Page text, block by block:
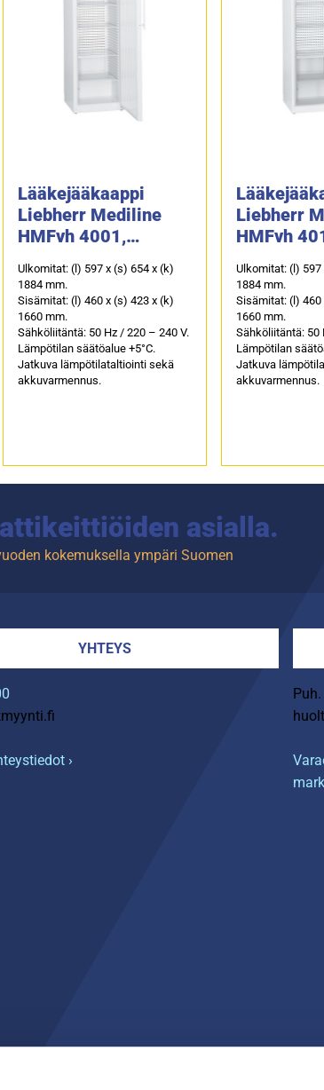
Lääkejääkaappi
Liebherr Mediline
HMFvh 4001,
58345)
Ulkomitat: (l) 597 x (s) 654 x (k)
1884 mm.
Sisämitat: (l) 460 x (s) 423 x (k)
1660 mm.
Sähköliitäntä: 50 Hz / 220 – 240 V.
Lämpötilan säätöalue +5°C.
Jatkuva lämpötilataltiointi sekä
akkuvarmennus.
Liebherr
HMFvh
58345)
Ulkomitat: (l) 597
1884 mm.
Sisämitat: (l) 460
1660 mm.
Sähköliitäntä: 50
Lämpötilan
Jatkuva
akkuvarmennus.
asialla.
kokemuksella ympäri Suomen
YHTEYS
›
Puh.